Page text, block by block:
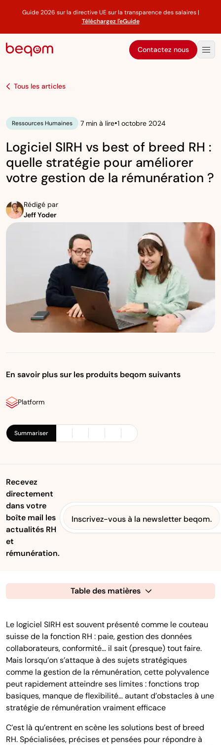
Guide 2026 sur la directive UE sur la transparence des salaires |
Téléchargez l'eGuide
Contactez nous
Tous les articles
Ressources Humaines 7 min à lire•1 octobre 2024
Logiciel SIRH vs best of breed RH :
quelle stratégie pour améliorer
votre gestion de la rémunération ?
Rédigé par
Jeff Yoder
En savoir plus sur les produits beqom suivants
Platform
Summariser
Recevez
directement
dans votre
boîte mail les
actualités RH
et
rémunération.
Inscrivez-vous à la newsletter beqom.
Table des matières
Le logiciel SIRH est souvent présenté comme le couteau
suisse de la fonction RH : paie, gestion des données
collaborateurs, conformité… il sait (presque) tout faire.
Mais lorsqu’on s’attaque à des sujets stratégiques
comme la gestion de la rémunération, cette polyvalence
peut rapidement atteindre ses limites : fonctions trop
basiques, manque de flexibilité… autant d’obstacles à une
stratégie de rémunération vraiment efficace
C’est là qu’entrent en scène les solutions best of breed
RH. Spécialisées, précises et pensées pour répondre à